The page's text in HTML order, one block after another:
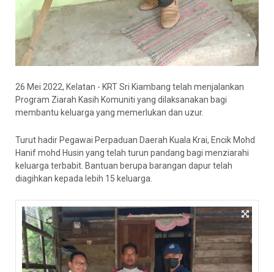
26 Mei 2022, Kelatan - KRT Sri Kiambang telah menjalankan
Program Ziarah Kasih Komuniti yang dilaksanakan bagi
membantu keluarga yang memerlukan dan uzur.
Turut hadir Pegawai Perpaduan Daerah Kuala Krai, Encik Mohd
Hanif mohd Husin yang telah turun pandang bagi menziarahi
keluarga terbabit. Bantuan berupa barangan dapur telah
diagihkan kepada lebih 15 keluarga.